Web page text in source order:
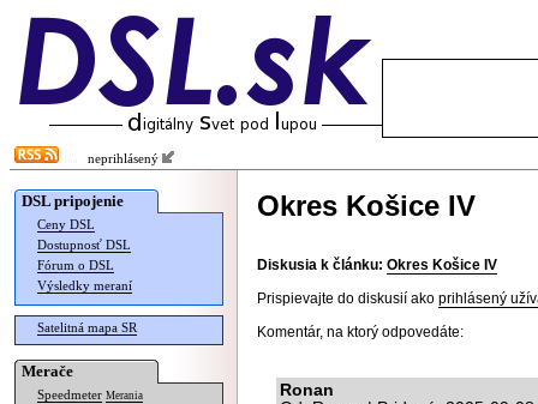
neprihlásený
DSL pripojenie
Ceny DSL
Dostupnosť DSL
Fórum o DSL
Výsledky meraní
Satelitná mapa SR
Merače
Speedmeter Merania
Okres Košice IV
Diskusia k článku: Okres Košice IV
Prispievajte do diskusií ako prihlásený
Komentár, na ktorý odpovedáte:
Ronan